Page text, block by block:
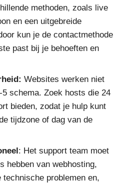
methoden, zoals live
en een uitgebreide
kun je de contactmethode
past bij je behoeften en
Websites werken niet
schema. Zoek hosts die 24
bieden, zodat je hulp kunt
tijdzone of dag van de
: Het support team moet
hebben van webhosting,
technische problemen en,